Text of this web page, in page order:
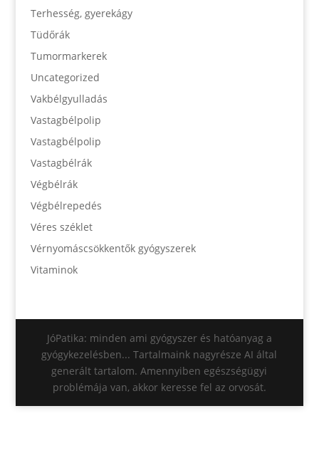
Terhesség, gyerekágy
Tüdőrák
Tumormarkerek
Uncategorized
Vakbélgyulladás
Vastagbélpolip
Vastagbélpolip
Vastagbélrák
Végbélrák
Végbélrepedés
Véres széklet
Vérnyomáscsökkentők gyógyszerek
Vitaminok
JóPatika: minden ami gyógyszer és hatóanyag a
gyógykezelésben... Tartalmaink nagyrésze AI által
generált tartalom. Amennyiben egészségügyi
problémája van, akkor keresse fel az orvosát.